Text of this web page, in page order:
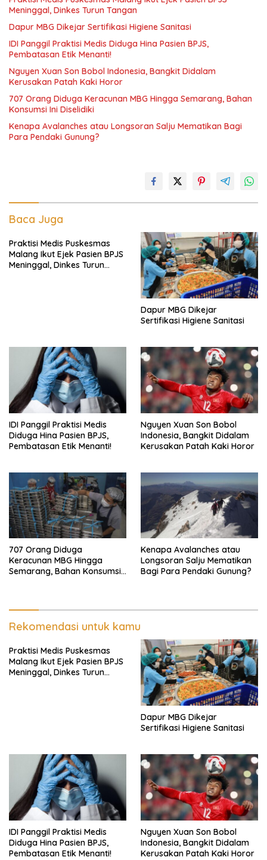
Meninggal, Dinkes Turun Tangan
Dapur MBG Dikejar Sertifikasi Higiene Sanitasi
IDI Panggil Praktisi Medis Diduga Hina Pasien BPJS,
Pembatasan Etik Menanti!
Nguyen Xuan Son Bobol Indonesia, Bangkit Didalam
Kerusakan Patah Kaki Horor
707 Orang Diduga Keracunan MBG Hingga Semarang, Bahan
Konsumsi Ini Diselidiki
Kenapa Avalanches atau Longsoran Salju Mematikan Bagi
Para Pendaki Gunung?
Baca Juga
Praktisi Medis Puskesmas
Malang Ikut Ejek Pasien BPJS
Meninggal, Dinkes Turun
Dapur MBG Dikejar
Sertifikasi Higiene Sanitasi
IDI Panggil Praktisi Medis
Diduga Hina Pasien BPJS,
Pembatasan Etik Menanti!
Nguyen Xuan Son Bobol
Indonesia, Bangkit Didalam
Kerusakan Patah Kaki Horor
707 Orang Diduga
Keracunan MBG Hingga
Semarang, Bahan Konsumsi
Kenapa Avalanches atau
Longsoran Salju Mematikan
Bagi Para Pendaki Gunung?
Rekomendasi untuk kamu
Praktisi Medis Puskesmas
Malang Ikut Ejek Pasien BPJS
Meninggal, Dinkes Turun
Dapur MBG Dikejar
Sertifikasi Higiene Sanitasi
IDI Panggil Praktisi Medis
Diduga Hina Pasien BPJS,
Pembatasan Etik Menanti!
Nguyen Xuan Son Bobol
Indonesia, Bangkit Didalam
Kerusakan Patah Kaki Horor